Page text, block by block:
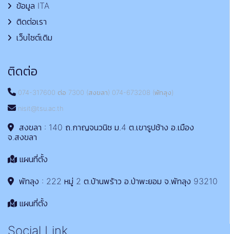
ข้อมูล ITA
ติดต่อเรา
เว็บไซต์เดิม
ติดต่อ
074-317600 ต่อ 7300 (สงขลา) 074-673208 (พัทลุง)
nisit@tsu.ac.th
สงขลา : 140 ถ.กาญจนวนิช ม.4 ต.เขารูปช้าง อ.เมือง
จ.สงขลา
แผนที่ตั้ง
พัทลุง : 222 หมู่ 2 ต.บ้านพร้าว อ.ป่าพะยอม จ.พัทลุง 93210
แผนที่ตั้ง
Social Link